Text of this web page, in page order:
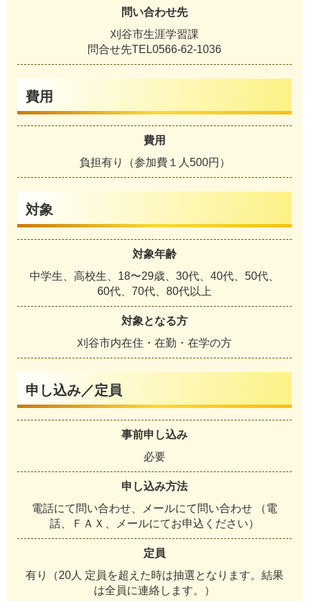
問い合わせ先
刈谷市生涯学習課
問合せ先TEL0566-62-1036
費用
費用
負担有り（参加費１人500円）
対象
対象年齢
中学生、高校生、18〜29歳、30代、40代、50代、
60代、70代、80代以上
対象となる方
刈谷市内在住・在勤・在学の方
申し込み／定員
事前申し込み
必要
申し込み方法
電話にて問い合わせ、メールにて問い合わせ （電
話、ＦＡＸ、メールにてお申込ください）
定員
有り（20人 定員を超えた時は抽選となります。結果
は全員に連絡します。）